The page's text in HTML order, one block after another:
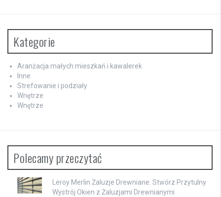
Kategorie
Aranżacja małych mieszkań i kawalerek
Inne
Strefowanie i podziały
Wnętrze
Wnętrze
Polecamy przeczytać
Leroy Merlin Żaluzje Drewniane: Stwórz Przytulny
Wystrój Okien z Żaluzjami Drewnianymi